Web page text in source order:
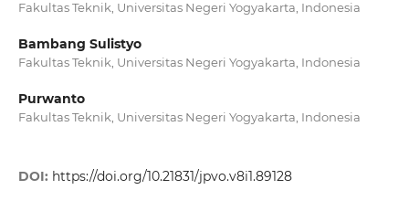
Fakultas Teknik, Universitas Negeri Yogyakarta, Indonesia
Bambang Sulistyo
Fakultas Teknik, Universitas Negeri Yogyakarta, Indonesia
Purwanto
Fakultas Teknik, Universitas Negeri Yogyakarta, Indonesia
DOI: https://doi.org/10.21831/jpvo.v8i1.89128